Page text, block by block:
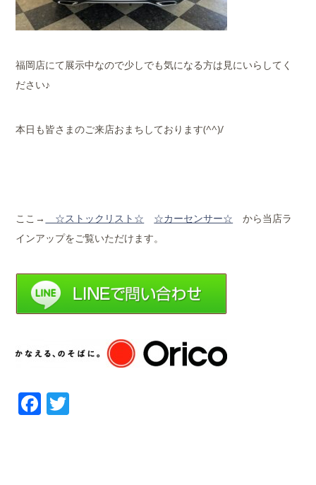
福岡店にて展示中なので少しでも気になる方は見にいらしてく
ださい♪
本日も皆さまのご来店おまちしております(^^)/
ここ→ ☆ストックリ スト☆ ☆カーセンサー☆ から当店ラ
インアップをご覧いただけます。
Facebook